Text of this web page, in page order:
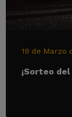
19 de Marzo
¡Sorteo